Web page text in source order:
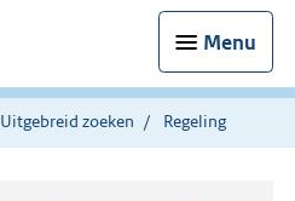
Menu
Uitgebreid zoeken Regeling